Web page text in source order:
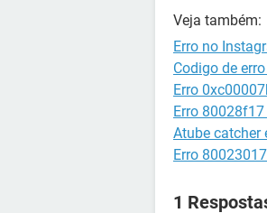
Veja também:
Erro no
Codigo de
Erro
Erro 80028f17
Atube catcher
Erro
1